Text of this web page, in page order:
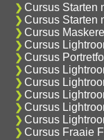
Cursus Starten
Cursus Starten
Cursus
Cursus
Cursus
Cursus
Cursus
Cursus
Cursus
Cursus
Cursus Fraaie